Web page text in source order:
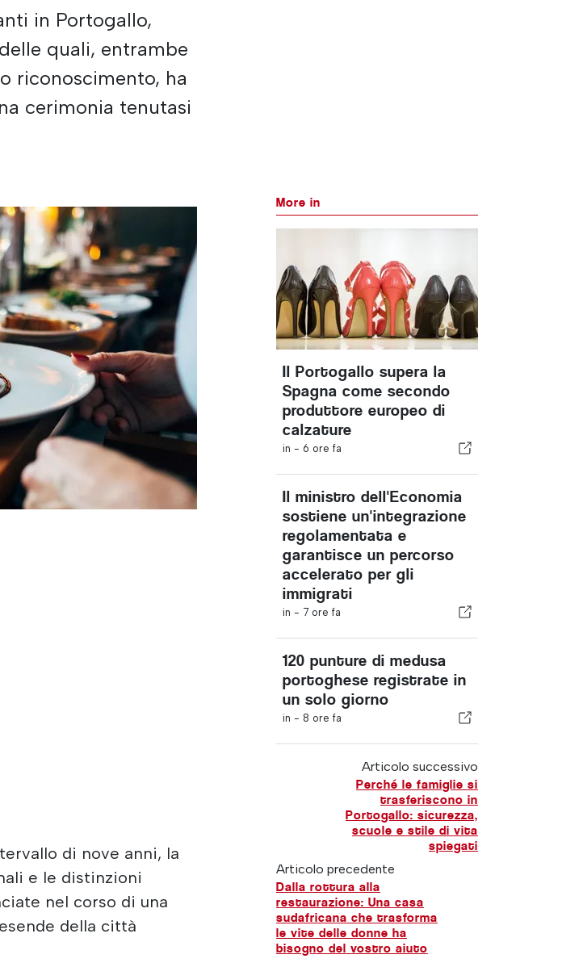
in Portogallo,
quali, entrambe
riconoscimento, ha
cerimonia tenutasi
di nove anni, la
e le distinzioni
nel corso di una
della città
More in
Il Portogallo supera la
Spagna come secondo
produttore europeo di
calzature
in - 6 ore fa
Il ministro dell'Economia
sostiene un'integrazione
regolamentata e
garantisce un percorso
accelerato per gli
immigrati
in - 7 ore fa
120 punture di medusa
portoghese registrate in
un solo giorno
in - 8 ore fa
Articolo successivo
Perché le famiglie si
trasferiscono in
Portogallo: sicurezza,
scuole e stile di vita
spiegati
Articolo precedente
Dalla rottura alla
restaurazione: Una casa
sudafricana che trasforma
le vite delle donne ha
bisogno del vostro aiuto